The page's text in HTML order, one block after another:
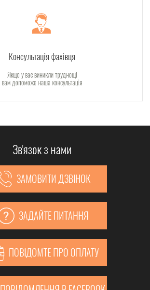
Консультація фахівця
Якщо у вас виникли труднощі
вам допоможе наша консультація
Зв'язок з нами
ЗАМОВИТИ ДЗВІНОК
ЗАДАЙТЕ ПИТАННЯ
ПОВІДОМТЕ ПРО ОПЛАТУ